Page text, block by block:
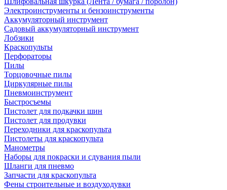
Электроинструменты и бензоинструменты
Аккумуляторный инструмент
Садовый аккумуляторный инструмент
Лобзики
Краскопульты
Перфораторы
Пилы
Торцовочные пилы
Циркулярные пилы
Пневмоинструмент
Быстросъемы
Пистолет для подкачки шин
Пистолет для продувки
Переходники для краскопульта
Пистолеты для краскопульта
Манометры
Наборы для покраски и сдувания пыли
Шланги для пневмо
Запчасти для краскопульта
Фены строительные и воздуходувки